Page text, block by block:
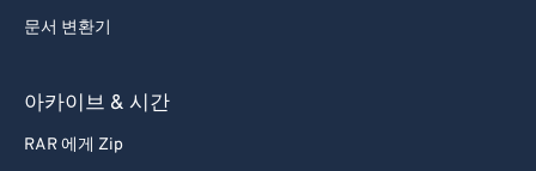
문서 변환기
아카이브 & 시간
RAR 에게 Zip